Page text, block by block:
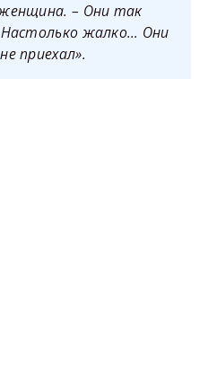
– Они так
жалко… Они
приехал».